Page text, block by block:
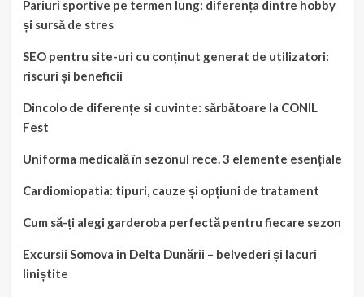
Pariuri sportive pe termen lung: diferența dintre hobby
și sursă de stres
SEO pentru site-uri cu conținut generat de utilizatori:
riscuri și beneficii
Dincolo de diferențe si cuvinte: sărbătoare la CONIL
Fest
Uniforma medicală în sezonul rece. 3 elemente esențiale
Cardiomiopatia: tipuri, cauze și opțiuni de tratament
Cum să-ți alegi garderoba perfectă pentru fiecare sezon
Excursii Somova în Delta Dunării – belvederi și lacuri
liniștite